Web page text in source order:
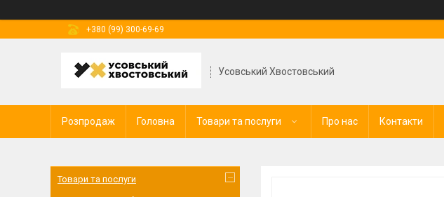
+380 (99) 300-69-69
Усовський Хвостовський
Розпродаж Головна Товари та послуги Про нас Контакти
Товари та послуги